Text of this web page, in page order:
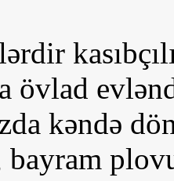
övlad
kəndə